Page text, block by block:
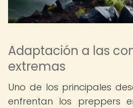
Adaptación a las
extremas
Uno de los principales
enfrentan los preppers